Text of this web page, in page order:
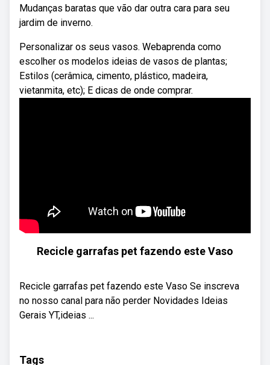
Mudanças baratas que vão dar outra cara para seu
jardim de inverno.
Personalizar os seus vasos. Webaprenda como
escolher os modelos ideias de vasos de plantas;
Estilos (cerâmica, cimento, plástico, madeira,
vietanmita, etc); E dicas de onde comprar.
Recicle garrafas pet fazendo este Vaso
Recicle garrafas pet fazendo este Vaso Se inscreva
no nosso canal para não perder Novidades Ideias
Gerais YT,ideias ...
Tags